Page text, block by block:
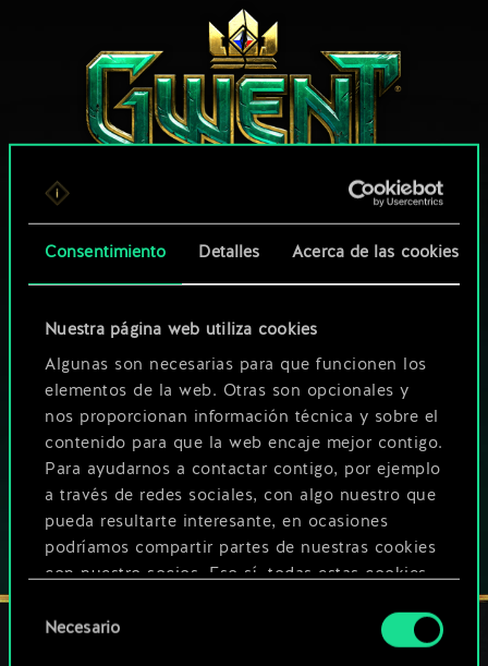
Consentimiento Detalles Acerca de las cookies
Nuestra página web utiliza cookies
Algunas son necesarias para que funcionen los
elementos de la web. Otras son opcionales y
nos proporcionan información técnica y sobre el
contenido para que la web encaje mejor contigo.
Para ayudarnos a contactar contigo, por ejemplo
a través de redes sociales, con algo nuestro que
pueda resultarte interesante, en ocasiones
podríamos compartir partes de nuestras cookies
con nuestro socios. Eso sí, todas estas cookies
Encontrarás todos los detalles sobre nuestro uso
deNecesario
EN PC
Este juego ofrece la posibilidad de realizar compras dentro del
juego
JUEGA TAMBIÉN EN: